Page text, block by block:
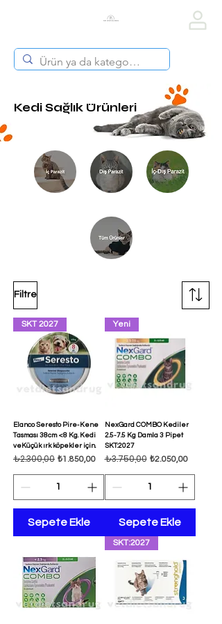
Kedi Sağlık Ürünleri
Filtre
SKT 2027
Elanco Seresto Pire-Kene
Tasması 38cm <8 Kg. Kedi
veKüçük ırk köpekler için.
Normal Fiyat
₺2.300,00 İndirimli Fiyat
₺1.850,00
Sepete Ekle
Yeni
NexGard COMBO Kediler
2.5-7.5 Kg Damla 3 Pipet
SKT:2027
Normal Fiyat
₺3.750,00 İndirimli Fiyat
₺2.050,00
Sepete Ekle
SKT:2027